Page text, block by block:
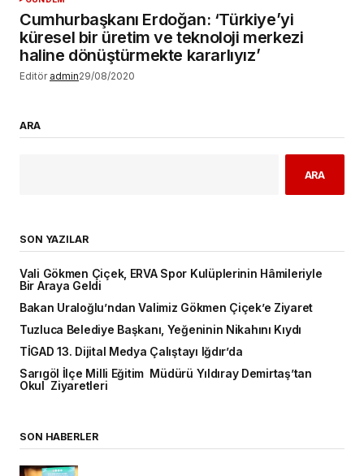
Cumhurbaşkanı Erdoğan: ‘Türkiye’yi
küresel bir üretim ve teknoloji merkezi
haline dönüştürmekte kararlıyız’
Editör admin29/08/2020
ARA
ARA
SON YAZILAR
Vali Gökmen Çiçek, ERVA Spor Kulüplerinin Hâmileriyle
Bir Araya Geldi
Bakan Uraloğlu’ndan Valimiz Gökmen Çiçek’e Ziyaret
Tuzluca Belediye Başkanı, Yeğeninin Nikahını Kıydı
TİGAD 13. Dijital Medya Çalıştayı Iğdır’da
Sarıgöl İlçe Milli Eğitim Müdürü Yıldıray Demirtaş’tan
Okul Ziyaretleri
SON HABERLER